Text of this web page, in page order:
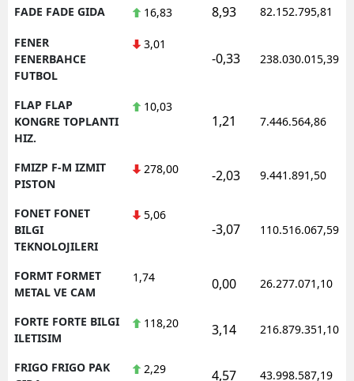
FADE FADE GIDA 16,83 8,93 82.152.795,81
FENER
FENERBAHCE
FUTBOL
3,01
-0,33 238.030.015,39
FLAP FLAP
KONGRE TOPLANTI
HIZ.
10,03
1,21 7.446.564,86
FMIZP F-M IZMIT
PISTON
278,00 -2,03 9.441.891,50
FONET FONET
BILGI
TEKNOLOJILERI
5,06
-3,07 110.516.067,59
FORMT FORMET
METAL VE CAM
1,74 0,00 26.277.071,10
FORTE FORTE BILGI
ILETISIM
118,20 3,14 216.879.351,10
FRIGO FRIGO PAK
2,29 4,57 43.998.587,19